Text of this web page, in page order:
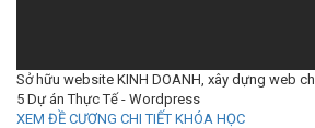
Sở hữu website KINH DOANH, xây dựng web
5 Dự án Thực Tế - Wordpress
XEM ĐỀ CƯƠNG CHI TIẾT KHÓA HỌC